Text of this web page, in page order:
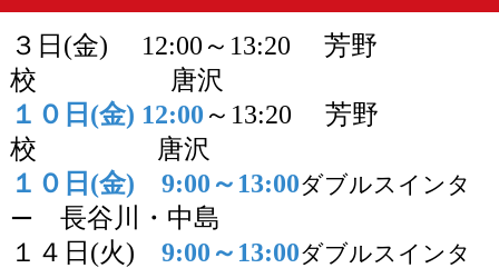
３日 (金) 12:00 ～ 13:20 芳野
校 唐沢
１０日 (金) 12:00 ～ 13:20
芳野
校
唐沢
１０日 (金) 9:00 ～ 13:00ダブルスインタ
ー 長谷川・中島
１４日 (火) 9:00 ～ 13:00ダブルスインタ